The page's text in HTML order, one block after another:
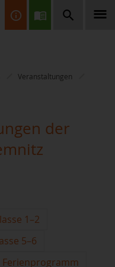
Spiele, BluRays,
Veranstaltungen
der
1–2
5–6
Ferienprogramm